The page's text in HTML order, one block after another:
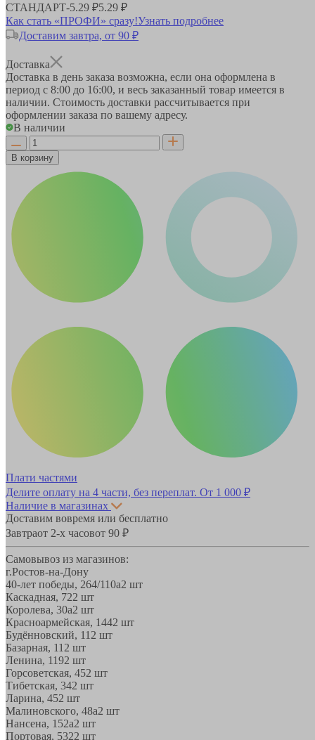
СТАНДАРТ-5.29 ₽5.29 ₽
Как стать «ПРОФИ» сразу!Узнать подробнее
Доставим завтра, от 90 ₽
Доставка
Доставка в день заказа возможна, если она оформлена в
период с 8:00 до 16:00, и весь заказанный товар имеется в
наличии. Стоимость доставки рассчитывается при
оформлении заказа по вашему адресу.
В наличии
В корзину
Плати частями
Делите оплату на 4 части, без переплат. От 1 000 ₽
Наличие в магазинах
Доставим вовремя или бесплатно
Завтраот 2-х часовот 90 ₽
Самовывоз из магазинов:
г.Ростов-на-Дону
40-лет победы, 264/110а2 шт
Каскадная, 722 шт
Королева, 30а2 шт
Красноармейская, 1442 шт
Будённовский, 11 2 шт
Базарная, 11 2 шт
Ленина, 1192 шт
Горсоветская, 452 шт
Тибетская, 342 шт
Ларина, 452 шт
Малиновского, 48а2 шт
Нансена, 152а2 шт
Портовая, 5322 шт